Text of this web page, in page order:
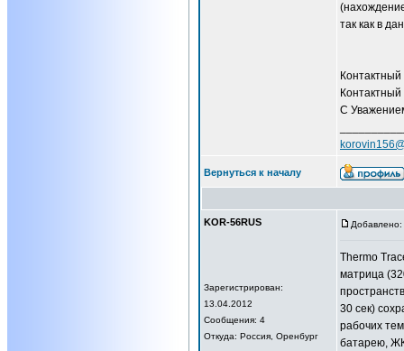
так как в
С
Вернуться к началу
KOR-56RUS
Зарегистрирован:
13.04.2012
Сообщения: 4
Откуда: Россия, Оренбург
Thermo
матрица
30 сек)
рабочих
батарею,